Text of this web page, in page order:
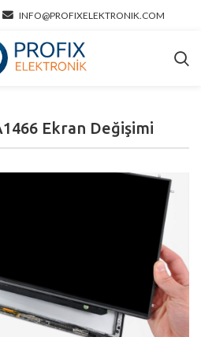
INFO@PROFIXELEKTRONIK.COM
Ekran Değişimi